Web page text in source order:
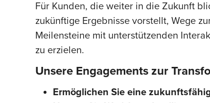
Für Kunden, die weiter in die Zukunft
zukünftige Ergebnisse vorstellt, Wege
Meilensteine mit unterstützenden
zu erzielen.
Unsere Engagements zur
Ermöglichen Sie eine